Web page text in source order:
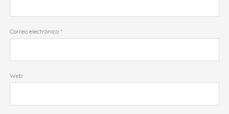
Correo electrónico *
Web